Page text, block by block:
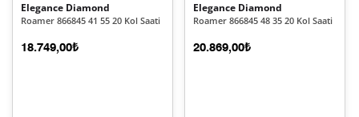
Elegance Diamond
Roamer 866845 41 55 20 Kol Saati
18.749,00₺
Elegance Diamond
Roamer 866845 48 35 20 Kol Saati
20.869,00₺